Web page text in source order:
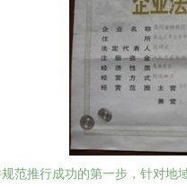
范推行成功的第一步，针对